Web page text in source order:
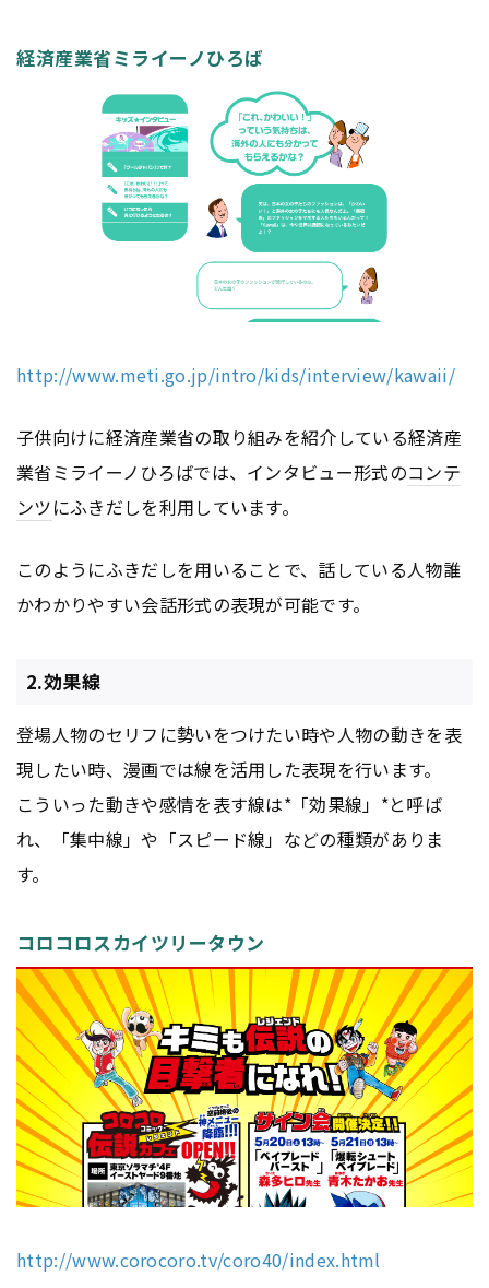
経済産業省ミライーノひろば
http://www.meti.go.jp/intro/kids/interview/kawaii/
子供向けに経済産業省の取り組みを紹介している経済産
業省ミライーノひろばでは、インタビュー形式のコンテ
ンツにふきだしを利用しています。
このようにふきだしを用いることで、話している人物誰
かわかりやすい会話形式の表現が可能です。
2.効果線
登場人物のセリフに勢いをつけたい時や人物の動きを表
現したい時、漫画では線を活用した表現を行います。
こういった動きや感情を表す線は*「効果線」*と呼ば
れ、「集中線」や「スピード線」などの種類がありま
す。
コロコロスカイツリータウン
http://www.corocoro.tv/coro40/index.html